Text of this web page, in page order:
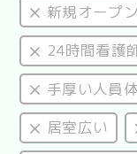
新規オープン
24時間看護
手厚い人員
居室広い